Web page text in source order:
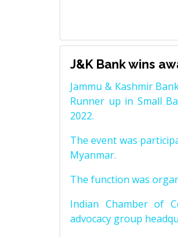
J&K Bank wins
Jammu & Kashmir
Runner up in Small
2022.
The event was
Myanmar.
The function was
Indian Chamber of
advocacy group